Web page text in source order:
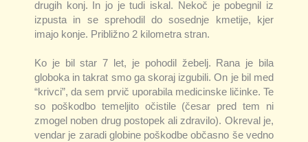
drugih konj. In jo je tudi iskal. Nekoč je pobegnil iz
izpusta in se sprehodil do sosednje kmetije, kjer
imajo konje. Približno 2 kilometra stran.
Ko je bil star 7 let, je pohodil žebelj. Rana je bila
globoka in takrat smo ga skoraj izgubili. On je bil med
“krivci”, da sem prvič uporabila medicinske ličinke. Te
so poškodbo temeljito očistile (česar pred tem ni
zmogel noben drug postopek ali zdravilo). Okreval je,
vendar je zaradi globine poškodbe občasno še vedno